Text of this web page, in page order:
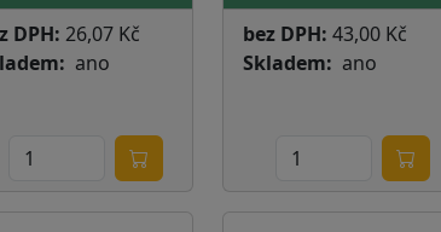
DPH: 26,07 Kč
ano
bez DPH: 43,00 Kč
Skladem
ano